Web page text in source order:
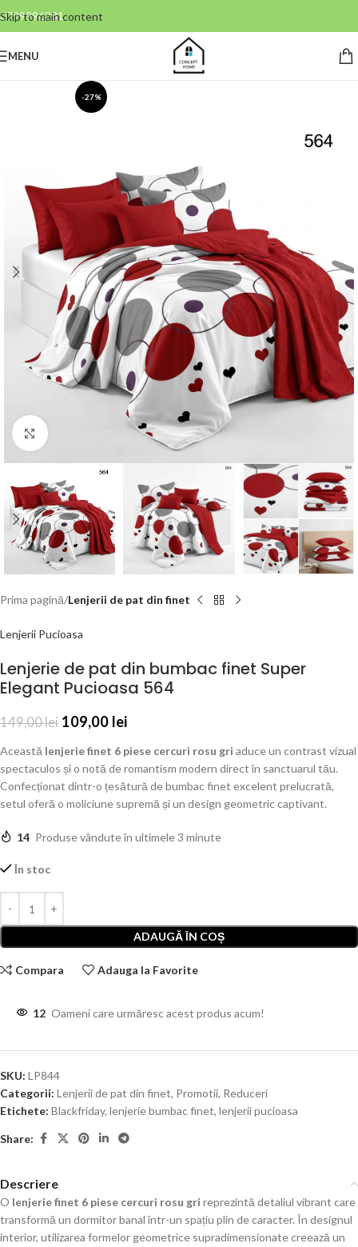
Skip to main content
0799996381
MENU
-27%
Click to enlarge
Prima pagină Lenjerii de pat din finet
Lenjerii Pucioasa
Lenjerie de pat din bumbac finet Super
Elegant Pucioasa 564
149,00lei 109,00 lei
Această lenjerie finet 6 piese cercuri rosu gri aduce un contrast vizual
spectaculos și o notă de romantism modern direct în sanctuarul tău.
Confecționat dintr-o țesătură de bumbac finet excelent prelucrată,
setul oferă o moliciune supremă și un design geometric captivant.
14 Produse vândute în ultimele 3 minute
În stoc
ADAUGĂ ÎN COȘ
Compara Adauga la Favorite
12 Oameni care urmăresc acest produs acum!
SKU: LP844
Categorii: Lenjerii de pat din finet, Promotii, Reduceri
Etichete: Blackfriday, lenjerie bumbac finet, lenjerii pucioasa
Share:
Descriere
O lenjerie finet 6 piese cercuri rosu gri reprezintă detaliul vibrant care
transformă un dormitor banal într-un spațiu plin de caracter. În designul
interior, utilizarea formelor geometrice supradimensionate creează un